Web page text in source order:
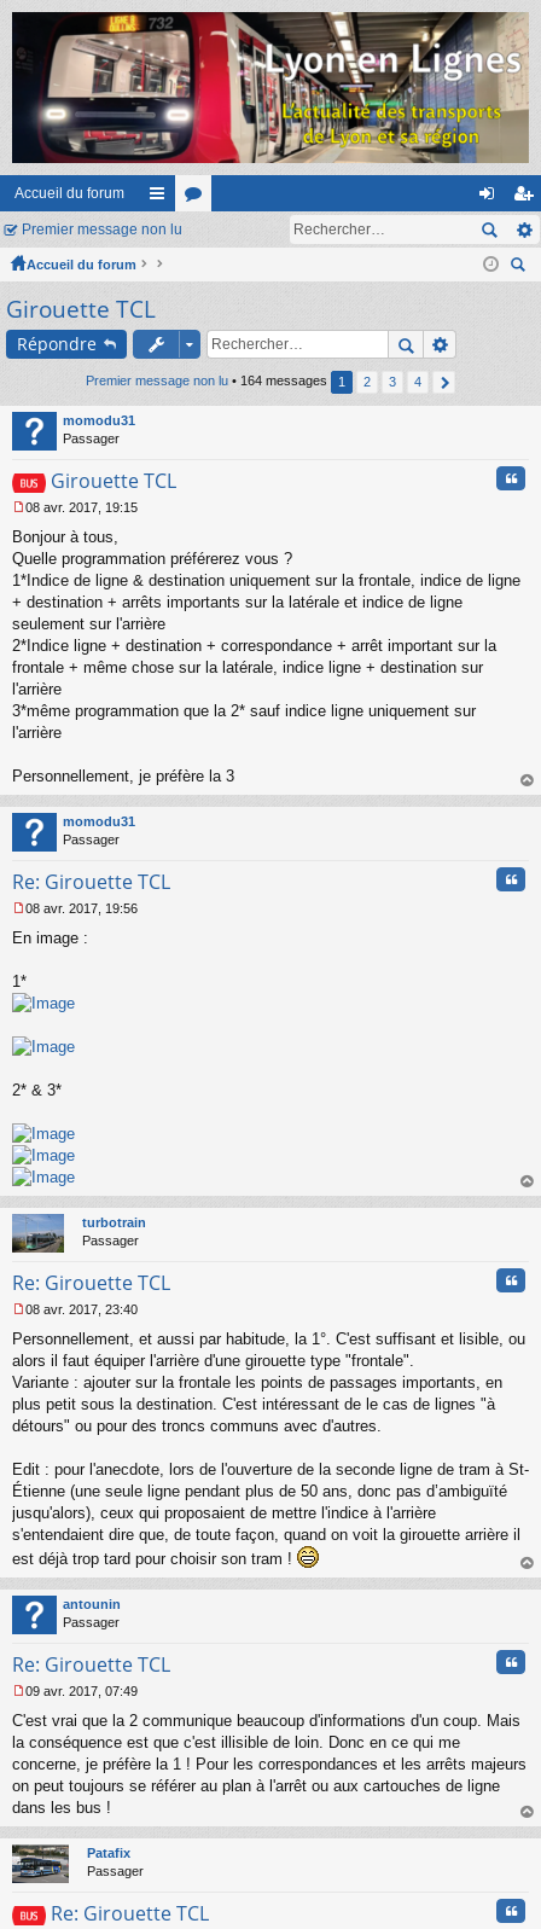
Accueil du forum
ac
co
ci
s
on
ne
ns
cri
Premier message non lu
Accueil du forum
Girouette TCL
Répondre
Premier message non lu • 164 messages 1 2 3 4
momodu31
Passager
Girouette TCL
e
s
s
g
e
n
o
n
u
08 avr. 2017, 19:15
Bonjour à tous,
Quelle programmation préférerez vous ?
1*Indice de ligne & destination uniquement sur la frontale, indice de ligne
+ destination + arrêts importants sur la latérale et indice de ligne
seulement sur l'arrière
2*Indice ligne + destination + correspondance + arrêt important sur la
frontale + même chose sur la latérale, indice ligne + destination sur
l'arrière
3*même programmation que la 2* sauf indice ligne uniquement sur
l'arrière
Personnellement, je préfère la 3
au
momodu31
Passager
Re: Girouette TCL
e
s
a
g
n
n
u
08 avr. 2017, 19:56
En image :
1*
2* & 3*
au
turbotrain
Passager
Re: Girouette TCL
e
s
s
g
e
o
n
u
08 avr. 2017, 23:40
Personnellement, et aussi par habitude, la 1°. C'est suffisant et lisible, ou
alors il faut équiper l'arrière d'une girouette type "frontale".
Variante : ajouter sur la frontale les points de passages importants, en
plus petit sous la destination. C'est intéressant de le cas de lignes "à
détours" ou pour des troncs communs avec d'autres.
Edit : pour l'anecdote, lors de l'ouverture de la seconde ligne de tram à St-
Étienne (une seule ligne pendant plus de 50 ans, donc pas d’ambiguïté
jusqu'alors), ceux qui proposaient de mettre l'indice à l'arrière
s'entendaient dire que, de toute façon, quand on voit la girouette arrière il
est déjà trop tard pour choisir son tram !
au
antounin
Passager
Re: Girouette TCL
e
s
s
g
e
n
o
n
l
u
09 avr. 2017, 07:49
C'est vrai que la 2 communique beaucoup d'informations d'un coup. Mais
la conséquence est que c'est illisible de loin. Donc en ce qui me
concerne, je préfère la 1 ! Pour les correspondances et les arrêts majeurs
on peut toujours se référer au plan à l'arrêt ou aux cartouches de ligne
dans les bus !
au
Patafix
Passager
Re: Girouette TCL